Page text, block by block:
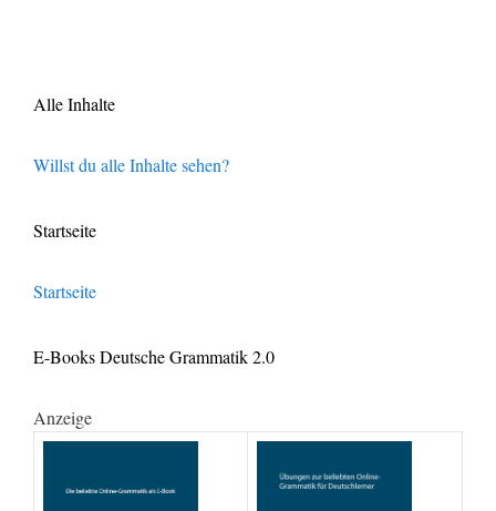
Alle Inhalte
Willst du alle Inhalte sehen?
Startseite
Startseite
E-Books Deutsche Grammatik 2.0
Anzeige